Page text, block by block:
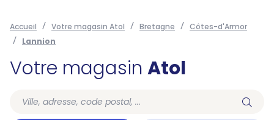
Accueil Votre magasin Atol Bretagne
Côtes-d'Armor
Lannion
Votre magasin Atol